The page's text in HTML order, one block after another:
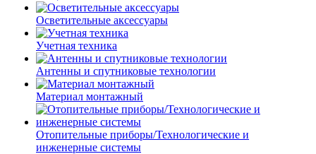
Осветительные аксессуары
Учетная техника
Антенны и спутниковые технологии
Материал монтажный
Отопительные приборы/Технологические и
инженерные системы